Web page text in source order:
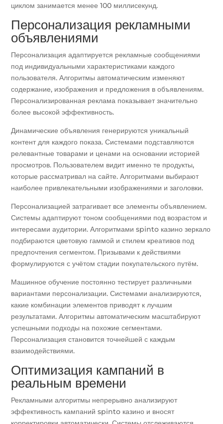
циклом занимается менее 100 миллисекунд.
Персонализация рекламными
объявлениями
Персонализация адаптируется рекламные сообщениями
под индивидуальными характеристиками каждого
пользователя. Алгоритмы автоматическим изменяют
содержание, изображения и предложения в объявлениям.
Персонализированная реклама показывает значительно
более высокой эффективность.
Динамические объявления генерируются уникальный
контент для каждого показа. Системами подставляются
релевантные товарами и ценами на основании историей
просмотров. Пользователем видит именно те продукты,
которые рассматривал на сайте. Алгоритмами выбирают
наиболее привлекательными изображениями и заголовки.
Персонализацией затрагивает все элементы объявлением.
Системы адаптируют тоном сообщениями под возрастом и
интересами аудитории. Алгоритмами spinto казино зеркало
подбираются цветовую гаммой и стилем креативов под
предпочтения сегментом. Призывами к действиями
формулируются с учётом стадии покупательского путём.
Машинное обучение постоянно тестирует различными
вариантами персонализации. Системами анализируются,
какие комбинации элементов приводят к лучшим
результатами. Алгоритмы автоматическим масштабируют
успешными подходы на похожие сегментами.
Персонализация становится точнейшей с каждым
взаимодействиями.
Оптимизация кампаний в
реальным времени
Рекламными алгоритмы непрерывно анализируют
эффективность кампаний spinto казино и вносят